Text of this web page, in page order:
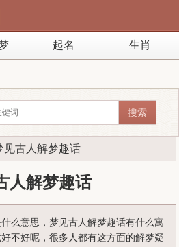
起名 生肖
见古人解梦趣话
人解梦趣话
么意思，梦见古人解梦趣话有什么寓
不好呢，很多人都有这方面的解梦疑